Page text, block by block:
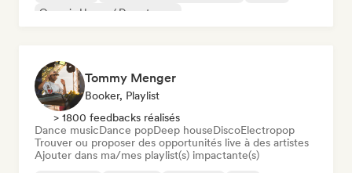
Organic House / Downtempo
Tommy Menger
Booker, Playlist
> 1800 feedbacks réalisés
Dance musicDance popDeep houseDiscoElectropop
Trouver ou proposer des opportunités live à des artistes
Ajouter dans ma/mes playlist(s) impactante(s)